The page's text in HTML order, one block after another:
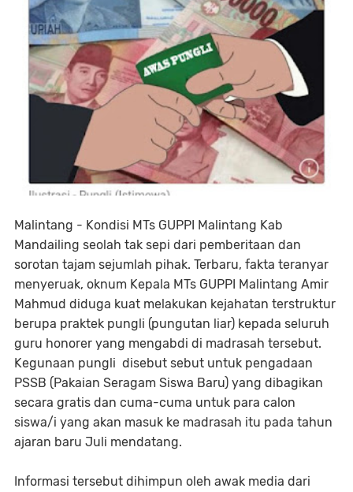
Malintang - Kondisi MTs GUPPI Malintang Kab
Mandailing seolah tak sepi dari pemberitaan dan
sorotan tajam sejumlah pihak. Terbaru, fakta teranyar
menyeruak, oknum Kepala MTs GUPPI Malintang Amir
Mahmud diduga kuat melakukan kejahatan terstruktur
berupa praktek pungli (pungutan liar) kepada seluruh
guru honorer yang mengabdi di madrasah tersebut.
Kegunaan pungli disebut sebut untuk pengadaan
PSSB (Pakaian Seragam Siswa Baru) yang dibagikan
secara gratis dan cuma-cuma untuk para calon
siswa/i yang akan masuk ke madrasah itu pada tahun
ajaran baru Juli mendatang.
Informasi tersebut dihimpun oleh awak media dari